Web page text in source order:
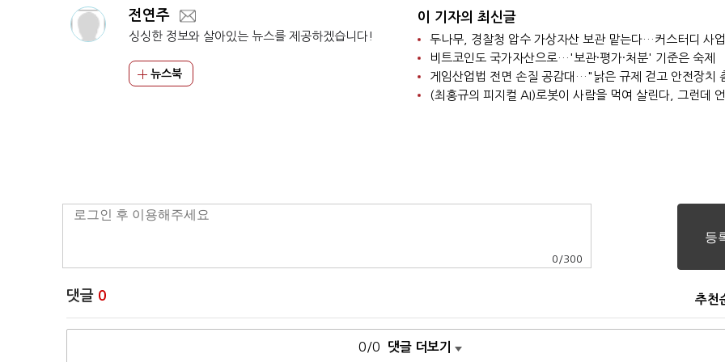
전연주
싱싱한 정보와 살아있는 뉴스를 제공하겠습니다!
뉴스북
이 기자의 최신글
비트코인도 국가자산으로…'보관·평가·처분' 기준은 숙제
0 /300
댓글 0 추천
0/0 댓글 더보기